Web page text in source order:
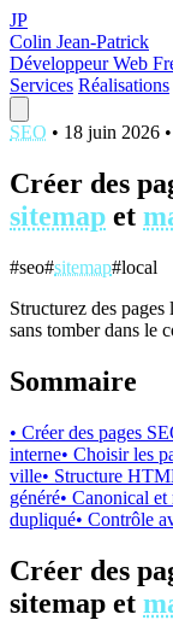
JP
Colin Jean-Patrick
Développeur Web
Services Réalisations
SEO • 18 juin 2026 •
Créer des
sitemap et
#seo#sitemap#local
Structurez des
sans tomber dans le
Sommaire
• Créer des pages
interne• Choisir les
ville• Structure
généré• Canonical et
dupliqué• Contrôle
Créer des
sitemap et